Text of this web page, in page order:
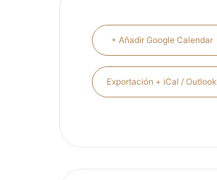
+ Añadir Google Calendar
Exportación + iCal / Outlook